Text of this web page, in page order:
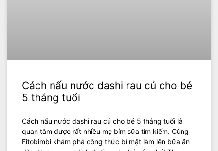
Cách nấu nước dashi rau củ cho bé
5 tháng tuổi
Cách nấu nước dashi rau củ cho bé 5 tháng tuổi là
quan tâm được rất nhiều mẹ bỉm sữa tìm kiếm. Cùng
Fitobimbi khám phá công thức bí mật làm lên bữa ăn